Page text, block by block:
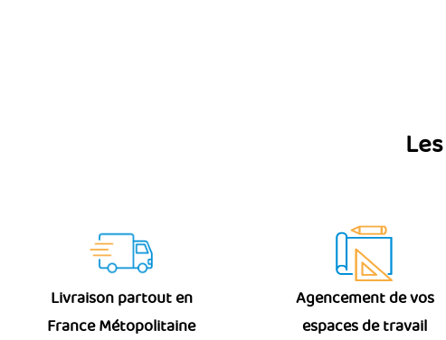
Livraison partout en
France Métopolitaine
Agencement de vos
espaces de travail